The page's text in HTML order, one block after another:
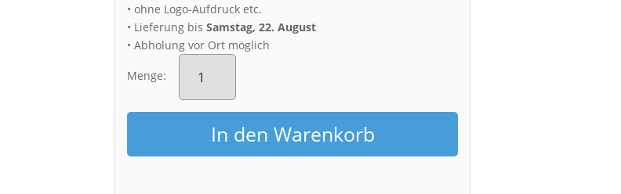
• ohne Logo-Aufdruck etc.
• Lieferung bisSamstag, 22. August
• Abholung vor Ort möglich
Menge:
Leinwand
(00937)
Kottmarsdorf
Menge
In den Warenkorb